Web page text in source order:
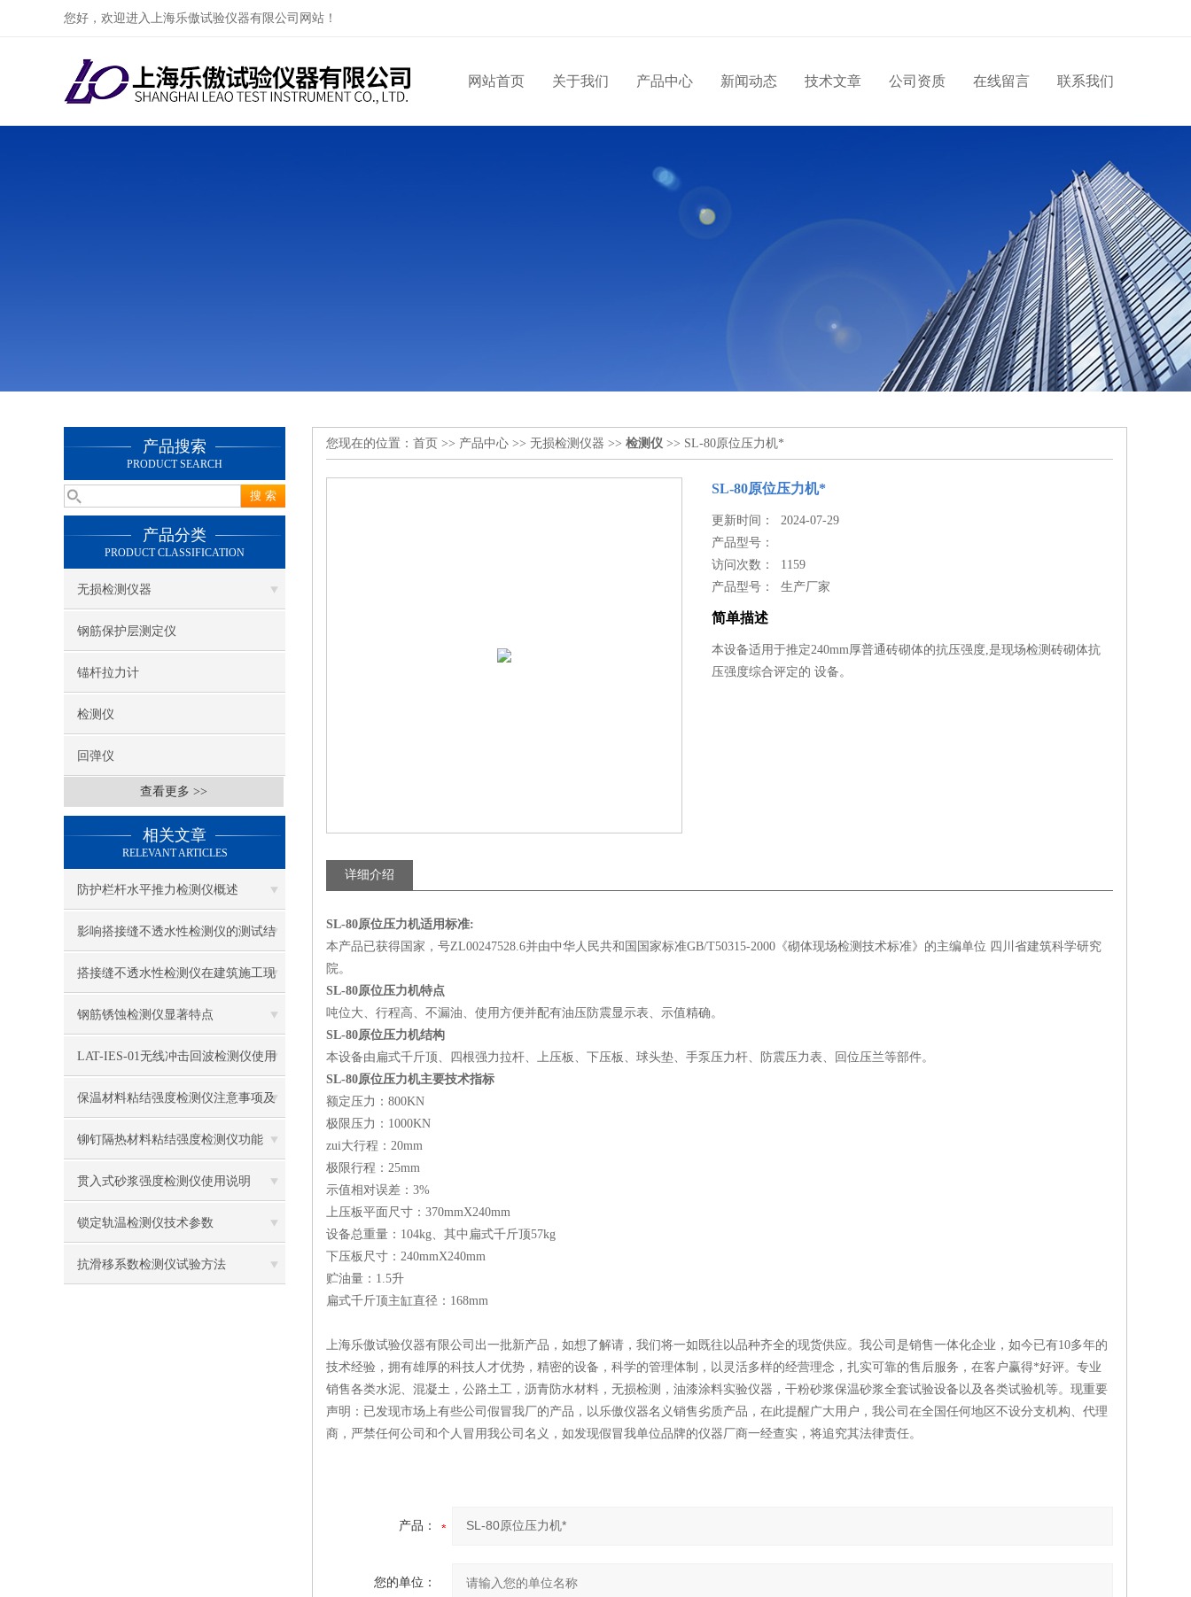
您好，欢迎进入上海乐傲试验仪器有限公司网站！
网站首页 关于我们 产品中心 新闻动态 技术文章 公司资质 在线留言 联系我们
产品搜索
PRODUCT SEARCH
产品分类
PRODUCT CLASSIFICATION
无损检测仪器
钢筋保护层测定仪
锚杆拉力计
检测仪
回弹仪
查看更多 >>
相关文章
RELEVANT ARTICLES
防护栏杆水平推力检测仪概述
影响搭接缝不透水性检测仪的测试结
果的因素有哪些？
搭接缝不透水性检测仪在建筑施工现
场中的应用
钢筋锈蚀检测仪显著特点
LAT-IES-01无线冲击回波检测仪使用
操作方法
保温材料粘结强度检测仪注意事项及
保养
铆钉隔热材料粘结强度检测仪功能
贯入式砂浆强度检测仪使用说明
锁定轨温检测仪技术参数
抗滑移系数检测仪试验方法
您现在的位置： 首页 >> 产品中心 >> 无损检测仪器 >> 检测仪 >> SL-80原位压力机*
SL-80原位压力机*
更新时间： 2024-07-29
产品型号：
访问次数： 1159
产品型号： 生产厂家
简单描述
本设备适用于推定240mm厚普通砖砌体的抗压强度,是现场检测砖砌体抗
压强度综合评定的 设备。
详细介绍
SL-80原位压力机适用标准:
本产品已获得国家，号ZL00247528.6并由中华人民共和国国家标准GB/T50315-2000《砌体现场检测技术标准》的主编单位 四川省建筑科学研究
院。
SL-80原位压力机特点
吨位大、行程高、不漏油、使用方便并配有油压防震显示表、示值精确。
SL-80原位压力机结构
本设备由扁式千斤顶、四根强力拉杆、上压板、下压板、球头垫、手泵压力杆、防震压力表、回位压兰等部件。
SL-80原位压力机主要技术指标
额定压力：800KN
极限压力：1000KN
zui大行程：20mm
极限行程：25mm
示值相对误差：3%
上压板平面尺寸：370mmX240mm
设备总重量：104kg、其中扁式千斤顶57kg
下压板尺寸：240mmX240mm
贮油量：1.5升
扁式千斤顶主缸直径：168mm
上海乐傲试验仪器有限公司出一批新产品，如想了解请，我们将一如既往以品种齐全的现货供应。我公司是销售一体化企业，如今已有10多年的
技术经验，拥有雄厚的科技人才优势，精密的设备，科学的管理体制，以灵活多样的经营理念，扎实可靠的售后服务，在客户赢得*好评。专业
销售各类水泥、混凝土，公路土工，沥青防水材料，无损检测，油漆涂料实验仪器，干粉砂浆保温砂浆全套试验设备以及各类试验机等。现重要
声明：已发现市场上有些公司假冒我厂的产品，以乐傲仪器名义销售劣质产品，在此提醒广大用户，我公司在全国任何地区不设分支机构、代理
商，严禁任何公司和个人冒用我公司名义，如发现假冒我单位品牌的仪器厂商一经查实，将追究其法律责任。
产品：
您的单位：